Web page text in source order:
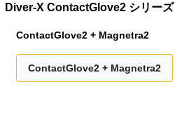
Diver-X ContactGlove2 シリーズ
ContactGlove2 + Magnetra2
ContactGlove2 + Magnetra2